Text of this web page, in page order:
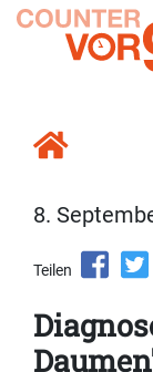
8.
Teilen